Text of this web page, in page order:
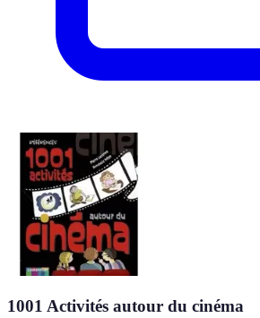
1001 Activités autour du cinéma